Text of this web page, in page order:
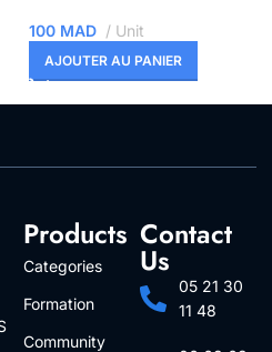
100 MAD Unit
AJOUTER AU PANIER
Products
Categories
Formation
Community
Contact
Us
05 21 30
11 48